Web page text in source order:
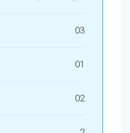
03
01
02